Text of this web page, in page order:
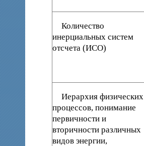
Количество
инерциальных систем
отсчета (ИСО)
Иерархия физических
процессов, понимание
первичности и
вторичности различных
видов энергии,